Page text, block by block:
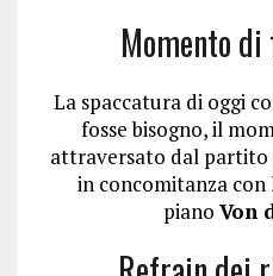
Momento
La spaccatura di oggi
fosse bisogno, il
attraversato dal partito
in concomitanza
pianoVon